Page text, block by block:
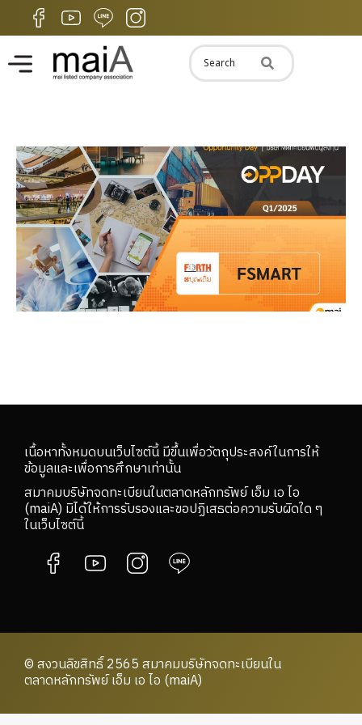
เนื้อหาทั้งหมดบนเว็บไซต์นี้ มีขึ้นเพื่อวัตถุประสงค์ในการให้
ข้อมูลและเพื่อการศึกษาเท่านั้น
สมาคมบริษัทจดทะเบียนในตลาดหลักทรัพย์ เอ็ม เอ ไอ
(maiA) มิได้ให้การรับรองและขอปฏิเสธต่อความรับผิดใด ๆ
ในเว็บไซต์นี้
© สงวนลิขสิทธิ์ 2565 สมาคมบริษัทจดทะเบียนใน
ตลาดหลักทรัพย์ เอ็ม เอ ไอ (maiA)